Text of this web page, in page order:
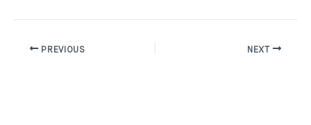
PREVIOUS NEXT